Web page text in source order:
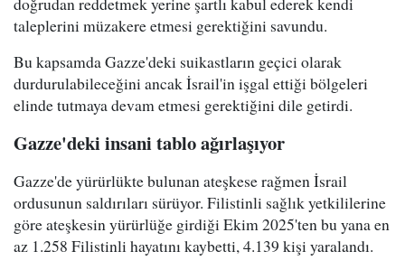
taleplerini müzakere etmesi gerektiğini savundu.
Bu kapsamda Gazze'deki suikastların geçici olarak
durdurulabileceğini ancak İsrail'in işgal ettiği bölgeleri
elinde tutmaya devam etmesi gerektiğini dile getirdi.
Gazze'deki insani tablo ağırlaşıyor
Gazze'de yürürlükte bulunan ateşkese rağmen İsrail
ordusunun saldırıları sürüyor. Filistinli sağlık yetkililerine
göre ateşkesin yürürlüğe girdiği Ekim 2025'ten bu yana en
az 1.258 Filistinli hayatını kaybetti, 4.139 kişi yaralandı.